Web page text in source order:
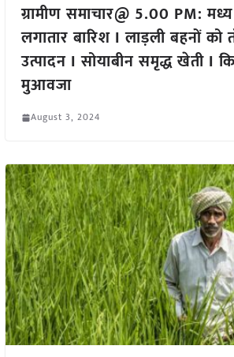
ग्रामीण समाचार@ 5.00 PM:
लगातार बारिश I लाड़ली बहनों को
उत्पादन I सोयाबीन समृद्ध खेती I
मुआवजा
August 3, 2024